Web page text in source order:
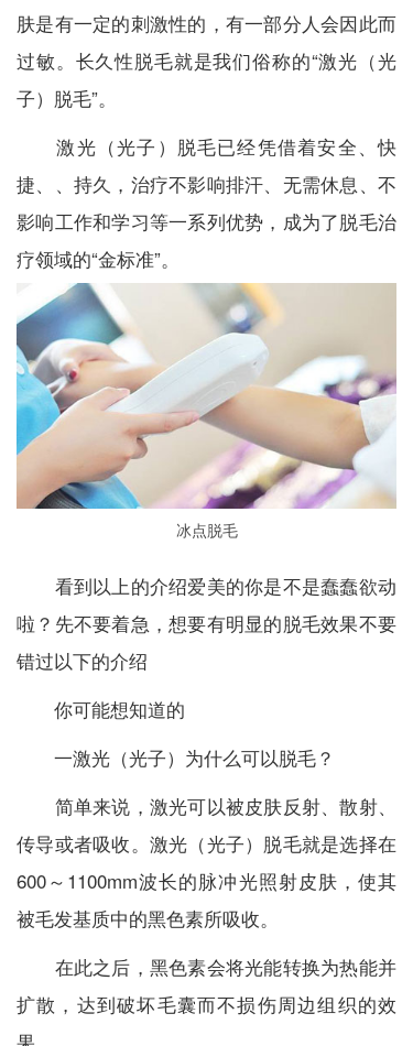
肤是有一定的刺激性的，有一部分人会因此而
过敏。长久性脱毛就是我们俗称的“激光（光
子）脱毛”。
激光（光子）脱毛已经凭借着安全、快
捷、、持久，治疗不影响排汗、无需休息、不
影响工作和学习等一系列优势，成为了脱毛治
疗领域的“金标准”。
冰点脱毛
看到以上的介绍爱美的你是不是蠢蠢欲动
啦？先不要着急，想要有明显的脱毛效果不要
错过以下的介绍
你可能想知道的
一激光（光子）为什么可以脱毛？
简单来说，激光可以被皮肤反射、散射、
传导或者吸收。激光（光子）脱毛就是选择在
600～1100mm波长的脉冲光照射皮肤，使其
被毛发基质中的黑色素所吸收。
在此之后，黑色素会将光能转换为热能并
扩散，达到破坏毛囊而不损伤周边组织的效